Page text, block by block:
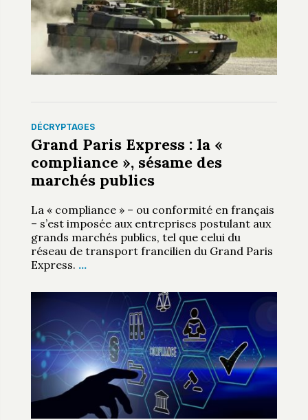
DÉCRYPTAGES
Grand Paris Express : la «
compliance », sésame des
marchés publics
La « compliance » – ou conformité en français
– s’est imposée aux entreprises postulant aux
grands marchés publics, tel que celui du
réseau de transport francilien du Grand Paris
Express. …